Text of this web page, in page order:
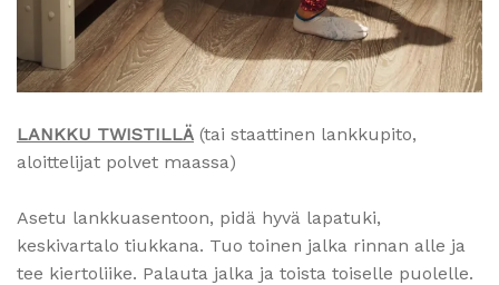
LANKKU TWISTILLÄ (tai staattinen lankkupito,
aloittelijat polvet maassa)
Asetu lankkuasentoon, pidä hyvä lapatuki,
keskivartalo tiukkana. Tuo toinen jalka rinnan alle ja
tee kiertoliike. Palauta jalka ja toista toiselle puolelle.